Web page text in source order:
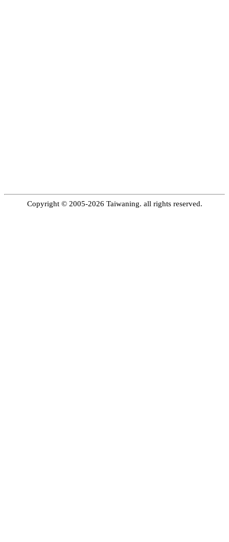
Copyright © 2005-2026 Taiwaning. all rights reserved.